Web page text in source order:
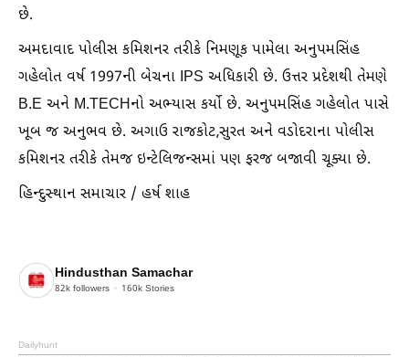
છે.
અમદાવાદ પોલીસ કમિશનર તરીકે નિમણૂક પામેલા અનુપમસિંહ
ગહેલોત વર્ષ 1997ની બેચના IPS અધિકારી છે. ઉત્તર પ્રદેશથી તેમણે
B.E અને M.TECHનો અભ્યાસ કર્યો છે. અનુપમસિંહ ગહેલોત પાસે
ખૂબ જ અનુભવ છે. અગાઉ રાજકોટ,સુરત અને વડોદરાના પોલીસ
કમિશનર તરીકે તેમજ ઇન્ટેલિજન્સમાં પણ ફરજ બજાવી ચૂક્યા છે.
હિન્દુસ્થાન સમાચાર / હર્ષ શાહ
Hindusthan Samachar
82k followers 160k Stories
Dailyhunt